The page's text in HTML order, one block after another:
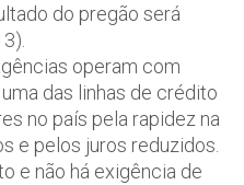
do pregão será
operam com
das linhas de crédito
no país pela rapidez na
e pelos juros reduzidos.
e não há exigência de